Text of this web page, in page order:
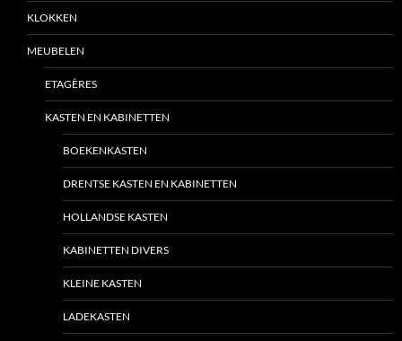
KLOKKEN
MEUBELEN
ETAGÈRES
KASTEN EN KABINETTEN
BOEKENKASTEN
DRENTSE KASTEN EN KABINETTEN
HOLLANDSE KASTEN
KABINETTEN DIVERS
KLEINE KASTEN
LADEKASTEN